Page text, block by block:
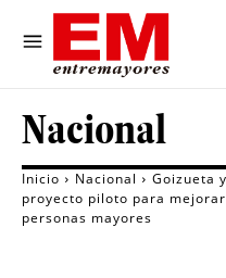
Nacional
Inicio Nacional
Goizueta
proyecto piloto para
personas mayores